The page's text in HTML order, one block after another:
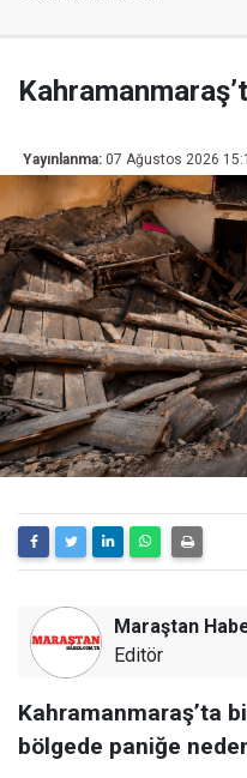
Yayınlanma: 07 Ağustos 2026
Maraştan
Editör
Kahramanmaraş’ta
bölgede paniğe